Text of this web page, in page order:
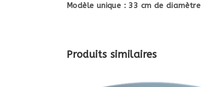
Modèle unique : 33 cm de diamètre
Produits similaires